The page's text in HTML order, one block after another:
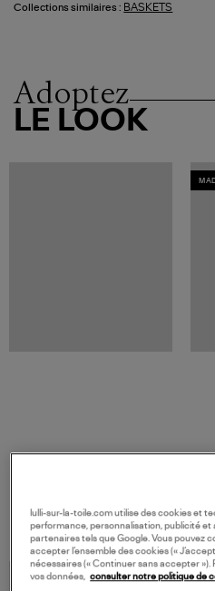
Collections similaires : BASKETS
Adoptez
LE LOOK
VOS DERNIERS PRODUITS
lulli-sur-la-toile.com utilise des cookies et
performance, personnalisation, publicité et
partenaires tels que Google. Vous pouvez
accepter l’ensemble des cookies («
nécessaires (« Continuer sans accepter »).
vos données, consulter notre politique de